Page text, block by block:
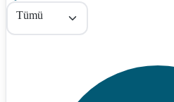
Tümü